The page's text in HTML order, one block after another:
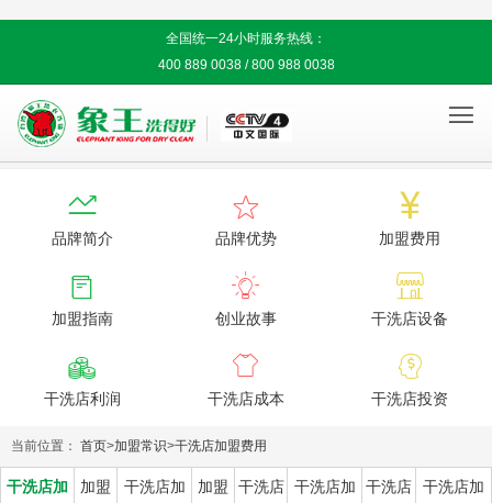
全国统一24小时服务热线：
400 889 0038 / 800 988 0038


品牌简介

品牌优势

加盟费用

加盟指南

创业故事

干洗店设备

干洗店利润

干洗店成本

干洗店投资
当前位置： 首页>加盟常识>干洗店加盟费用
干洗店加 加盟 干洗店加 加盟 干洗店 干洗店加 干洗店 干洗店加